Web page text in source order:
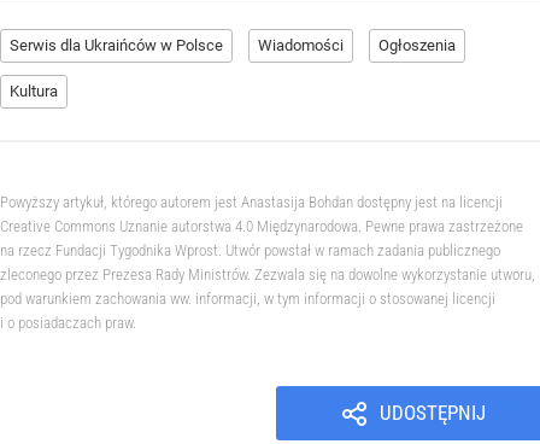
Serwis dla Ukraińców w Polsce Wiadomości Ogłoszenia
Kultura
Powyższy artykuł, którego autorem jest Anastasija Bohdan dostępny jest na licencji
Creative Commons Uznanie autorstwa 4.0 Międzynarodowa. Pewne prawa zastrzeżone
na rzecz Fundacji Tygodnika Wprost. Utwór powstał w ramach zadania publicznego
zleconego przez Prezesa Rady Ministrów. Zezwala się na dowolne wykorzystanie utworu,
pod warunkiem zachowania ww. informacji, w tym informacji o stosowanej licencji
i o posiadaczach praw.
UDOSTĘPNIJ